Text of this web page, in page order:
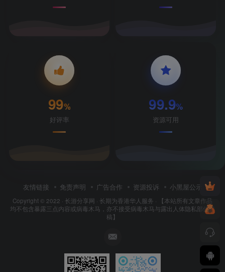
99%
好评率
99.9%
资源可用
友情链接 免责声明 广告合作 资源投诉 小黑屋公示
Copyright © 2022 · 长游分享网 · 长期为香港华人服务 · 【本站所有文章作品
均不包含暴露三点内容或病毒木马，亦不接受病毒木马与露出人体隐私部位投
稿】